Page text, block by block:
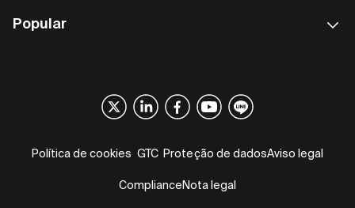
Popular
Política de cookies GTC Proteção de dadosAviso legal
Compliance Nota legal